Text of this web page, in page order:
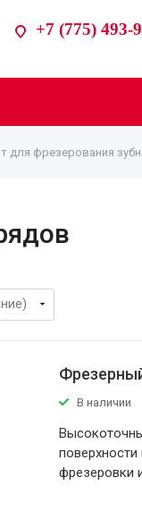
+7 (775)
для фрезерования
В наличии
поверхности
фрезеровки